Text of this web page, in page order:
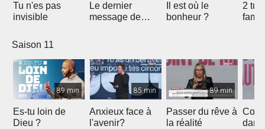
Tu n'es pas
invisible
Le dernier
message de
Il est où le
bonheur ?
2
Saison 11
89 min
Es-tu loin de
Dieu ?
85 min
Anxieux face à
l'avenir?
89 min
Passer du rêve à
la réalité
dans